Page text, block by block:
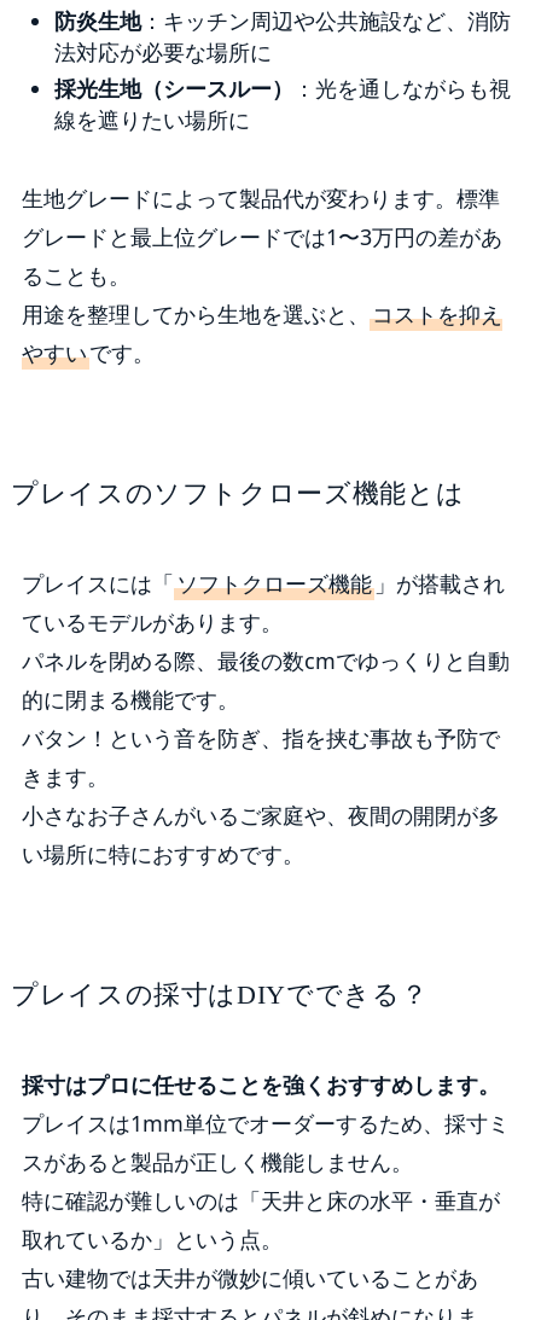
防炎生地：キッチン周辺や公共施設など、消防
法対応が必要な場所に
採光生地（シースルー）
：光を通しながらも視
線を遮りたい場所に
生地グレードによって製品代が変わります。標準
グレードと最上位グレードでは1〜3万円の差があ
ることも。
用途を整理してから生地を選ぶと、 コストを抑え
やすいです。
プレイスのソフトクローズ機能とは
プレイスには「ソフトクローズ機能」が搭載され
ているモデルがあります。
パネルを閉める際、最後の数cmでゆっくりと自動
的に閉まる機能です。
バタン！という音を防ぎ、指を挟む事故も予防で
きます。
小さなお子さんがいるご家庭や、夜間の開閉が多
い場所に特におすすめです。
プレイスの採寸はDIYでできる？
採寸はプロに任せることを強くおすすめします。
プレイスは1mm単位でオーダーするため、採寸ミ
スがあると製品が正しく機能しません。
特に確認が難しいのは「天井と床の水平・垂直が
取れているか」という点。
古い建物では天井が微妙に傾いていることがあ